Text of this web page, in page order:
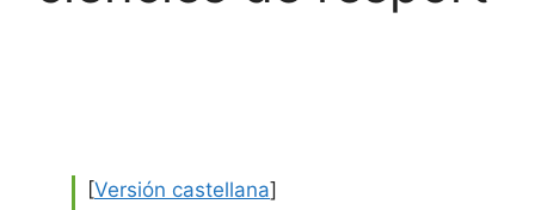
[Versión castellana]